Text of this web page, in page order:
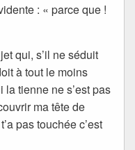
: « parce que !
qui, s’il ne séduit
à tout le moins
tienne ne s’est pas
ma tête de
pas touchée c’est